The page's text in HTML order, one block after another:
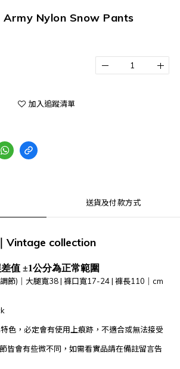
Army Nylon Snow Pants
加入追蹤清單
送貨及付款方式
Vintage collection
值 ±1公分為正常範圍
節)｜ 大腿寬38 | 褲口寬17-24| 褲長110 ｜cm
色，必定會有使用上痕跡，不適合或無法接受
皆會有些微不同，如需看實品請在備註留言告